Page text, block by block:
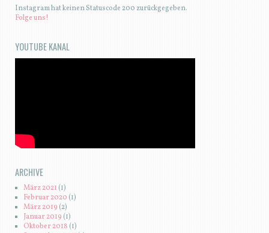
Instagram hat keinen Statuscode 200 zurückgegeben.
Folge uns!
YOUTUBE KANAL
ARCHIVE
März 2021 (1)
Februar 2020 (1)
März 2019 (2)
Januar 2019 (1)
Oktober 2018(1)